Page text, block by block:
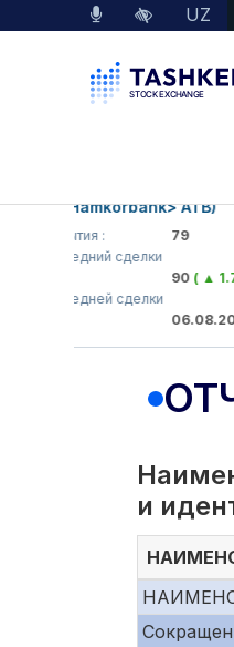
UZ
(<Hamkorbank> ATB)
последний сделки
( ▲ 1.71 )
последней сделки
06.08.2026
и